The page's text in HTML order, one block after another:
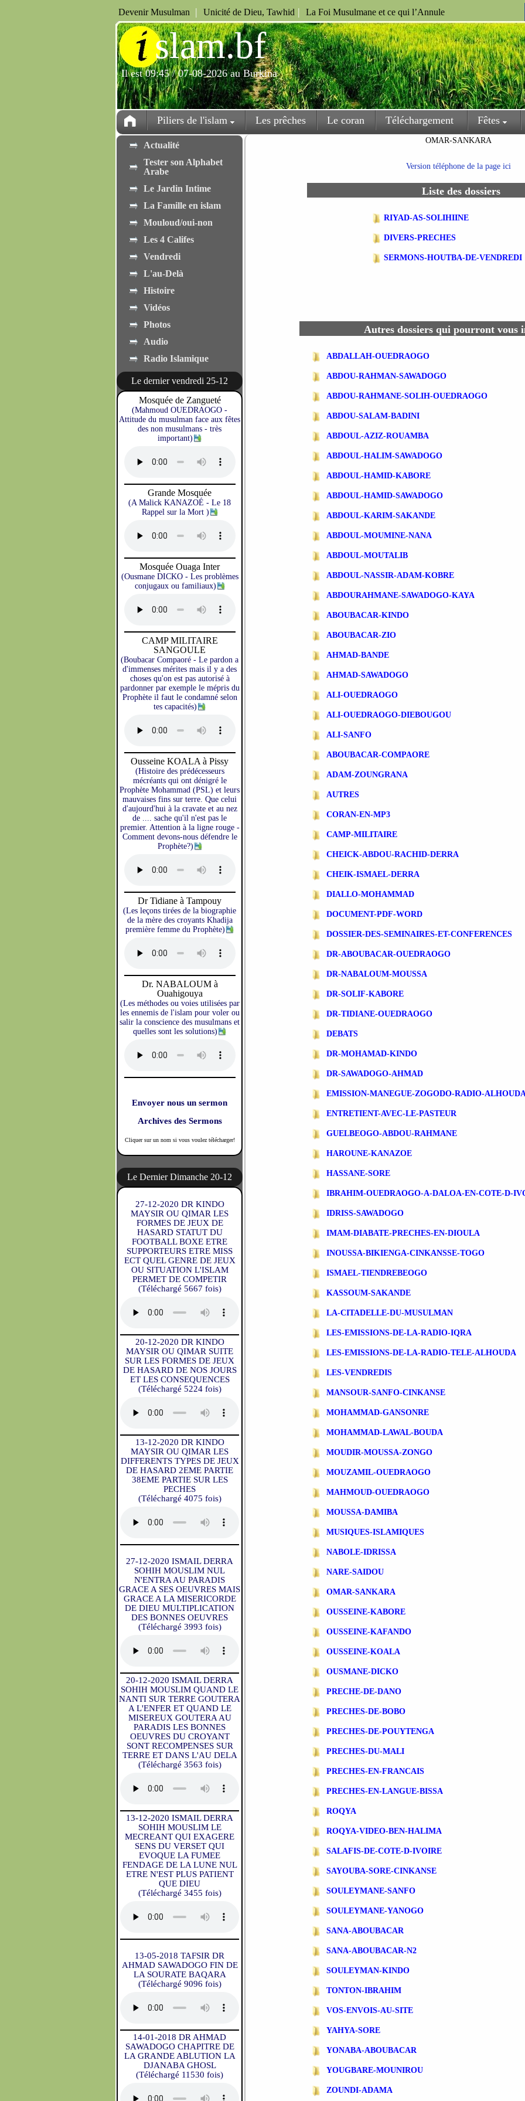
Devenir Musulman | Unicité de Dieu, Tawhid | La Foi Musulmane et ce qui l’Annule
islam.bf
Il est 09:45 / 07-08-2026 au Burkina
Piliers de l'islam Les prêches Le coran Téléchargement Fêtes
Actualité
Tester son Alphabet
Arabe
Le Jardin Intime
La Famille en islam
Mouloud/oui-non
Les 4 Califes
Vendredi
L'au-Delà
Histoire
Vidéos
Photos
Audio
Radio Islamique
Le dernier vendredi 25-12
Mosquée de Zangueté
(Mahmoud OUEDRAOGO -
Attitude du musulman face aux fêtes
des non musulmans - très
important)
Grande Mosquée
(A Malick KANAZOÉ - Le 18
Rappel sur la Mort )
Mosquée Ouaga Inter
(Ousmane DICKO - Les problèmes
conjugaux ou familiaux)
CAMP MILITAIRE
SANGOULE
(Boubacar Compaoré - Le pardon a
d'immenses mérites mais il y a des
choses qu'on est pas autorisé à
pardonner par exemple le mépris du
Prophète il faut le condamné selon
tes capacités)
Ousseine KOALA à Pissy
(Histoire des prédécesseurs
mécréants qui ont dénigré le
Prophète Mohammad (PSL) et leurs
mauvaises fins sur terre. Que celui
d'aujourd'hui à la cravate et au nez
de .... sache qu'il n'est pas le
premier. Attention à la ligne rouge -
Comment devons-nous défendre le
Prophète?)
Dr Tidiane à Tampouy
(Les leçons tirées de la biographie
de la mère des croyants Khadija
première femme du Prophète)
Dr. NABALOUM à
Ouahigouya
(Les méthodes ou voies utilisées par
les ennemis de l'islam pour voler ou
salir la conscience des musulmans et
quelles sont les solutions)
Envoyer nous un sermon
Archives des Sermons
Cliquer sur un nom si vous voulez télécharger!
Le Dernier Dimanche 20-12
27-12-2020 DR KINDO
MAYSIR OU QIMAR LES
FORMES DE JEUX DE
HASARD STATUT DU
FOOTBALL BOXE ETRE
SUPPORTEURS ETRE MISS
ECT QUEL GENRE DE JEUX
OU SITUATION L'ISLAM
PERMET DE COMPETIR
(Téléchargé 5667 fois)
20-12-2020 DR KINDO
MAYSIR OU QIMAR SUITE
SUR LES FORMES DE JEUX
DE HASARD DE NOS JOURS
ET LES CONSEQUENCES
(Téléchargé 5224 fois)
13-12-2020 DR KINDO
MAYSIR OU QIMAR LES
DIFFERENTS TYPES DE JEUX
DE HASARD 2EME PARTIE
38EME PARTIE SUR LES
PECHES
(Téléchargé 4075 fois)
27-12-2020 ISMAIL DERRA
SOHIH MOUSLIM NUL
N'ENTRA AU PARADIS
GRACE A SES OEUVRES MAIS
GRACE A LA MISERICORDE
DE DIEU MULTIPLICATION
DES BONNES OEUVRES
(Téléchargé 3993 fois)
20-12-2020 ISMAIL DERRA
SOHIH MOUSLIM QUAND LE
NANTI SUR TERRE GOUTERA
A L'ENFER ET QUAND LE
MISEREUX GOUTERA AU
PARADIS LES BONNES
OEUVRES DU CROYANT
SONT RECOMPENSES SUR
TERRE ET DANS L'AU DELA
(Téléchargé 3563 fois)
13-12-2020 ISMAIL DERRA
SOHIH MOUSLIM LE
MECREANT QUI EXAGERE
SENS DU VERSET QUI
EVOQUE LA FUMEE
FENDAGE DE LA LUNE NUL
ETRE N'EST PLUS PATIENT
QUE DIEU
(Téléchargé 3455 fois)
13-05-2018 TAFSIR DR
AHMAD SAWADOGO FIN DE
LA SOURATE BAQARA
(Téléchargé 9096 fois)
14-01-2018 DR AHMAD
SAWADOGO CHAPITRE DE
LA GRANDE ABLUTION LA
DJANABA GHOSL
(Téléchargé 11530 fois)
OMAR-SANKARA
Version téléphone de la page ici
Liste des dossiers
RIYAD-AS-SOLIHIINE
DIVERS-PRECHES
SERMONS-HOUTBA-DE-VENDREDI
Autres dossiers qui pourront vous
ABDALLAH-OUEDRAOGO
ABDOU-RAHMAN-SAWADOGO
ABDOU-RAHMANE-SOLIH-OUEDRAOGO
ABDOU-SALAM-BADINI
ABDOUL-AZIZ-ROUAMBA
ABDOUL-HALIM-SAWADOGO
ABDOUL-HAMID-KABORE
ABDOUL-HAMID-SAWADOGO
ABDOUL-KARIM-SAKANDE
ABDOUL-MOUMINE-NANA
ABDOUL-MOUTALIB
ABDOUL-NASSIR-ADAM-KOBRE
ABDOURAHMANE-SAWADOGO-KAYA
ABOUBACAR-KINDO
ABOUBACAR-ZIO
AHMAD-BANDE
AHMAD-SAWADOGO
ALI-OUEDRAOGO
ALI-OUEDRAOGO-DIEBOUGOU
ALI-SANFO
ABOUBACAR-COMPAORE
ADAM-ZOUNGRANA
AUTRES
CORAN-EN-MP3
CAMP-MILITAIRE
CHEICK-ABDOU-RACHID-DERRA
CHEIK-ISMAEL-DERRA
DIALLO-MOHAMMAD
DOCUMENT-PDF-WORD
DOSSIER-DES-SEMINAIRES-ET-CONFERENCES
DR-ABOUBACAR-OUEDRAOGO
DR-NABALOUM-MOUSSA
DR-SOLIF-KABORE
DR-TIDIANE-OUEDRAOGO
DEBATS
DR-MOHAMAD-KINDO
DR-SAWADOGO-AHMAD
EMISSION-MANEGUE-ZOGODO-RADIO-
ENTRETIENT-AVEC-LE-PASTEUR
GUELBEOGO-ABDOU-RAHMANE
HAROUNE-KANAZOE
HASSANE-SORE
IBRAHIM-OUEDRAOGO-A-DALOA-EN-COTE-D-
IDRISS-SAWADOGO
IMAM-DIABATE-PRECHES-EN-DIOULA
INOUSSA-BIKIENGA-CINKANSSE-TOGO
ISMAEL-TIENDREBEOGO
KASSOUM-SAKANDE
LA-CITADELLE-DU-MUSULMAN
LES-EMISSIONS-DE-LA-RADIO-IQRA
LES-EMISSIONS-DE-LA-RADIO-TELE-ALHOUDA
LES-VENDREDIS
MANSOUR-SANFO-CINKANSE
MOHAMMAD-GANSONRE
MOHAMMAD-LAWAL-BOUDA
MOUDIR-MOUSSA-ZONGO
MOUZAMIL-OUEDRAOGO
MAHMOUD-OUEDRAOGO
MOUSSA-DAMIBA
MUSIQUES-ISLAMIQUES
NABOLE-IDRISSA
NARE-SAIDOU
OMAR-SANKARA
OUSSEINE-KABORE
OUSSEINE-KAFANDO
OUSSEINE-KOALA
OUSMANE-DICKO
PRECHE-DE-DANO
PRECHES-DE-BOBO
PRECHES-DE-POUYTENGA
PRECHES-DU-MALI
PRECHES-EN-FRANCAIS
PRECHES-EN-LANGUE-BISSA
ROQYA
ROQYA-VIDEO-BEN-HALIMA
SALAFIS-DE-COTE-D-IVOIRE
SAYOUBA-SORE-CINKANSE
SOULEYMANE-SANFO
SOULEYMANE-YANOGO
SANA-ABOUBACAR
SANA-ABOUBACAR-N2
SOULEYMAN-KINDO
TONTON-IBRAHIM
VOS-ENVOIS-AU-SITE
YAHYA-SORE
YONABA-ABOUBACAR
YOUGBARE-MOUNIROU
ZOUNDI-ADAMA